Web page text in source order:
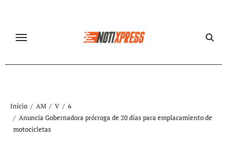
contenido
Inicio AM V
6
Anuncia Gobernadora prórroga de 20 días para emplacamiento de
motocicletas